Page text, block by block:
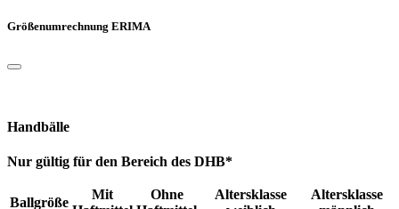
Größenumrechnung ERIMA
Handbälle
Nur gültig für den Bereich des DHB*
Ballgröße
Mit
Ohne
Altersklasse
Altersklasse